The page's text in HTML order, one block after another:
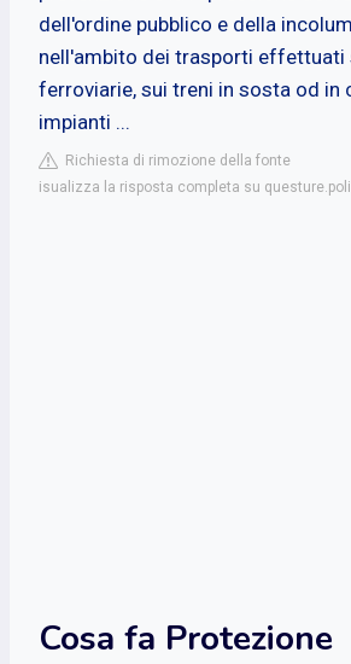
dell'ordine pubblico e della
nell'ambito dei trasporti effettuati
ferroviarie, sui treni in sosta od in
impianti ...
Richiesta di rimozione della fonte
isualizza la risposta completa su
Cosa fa Protezione